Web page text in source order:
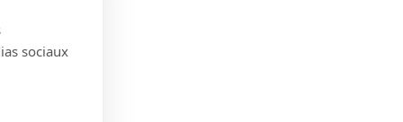
sociaux